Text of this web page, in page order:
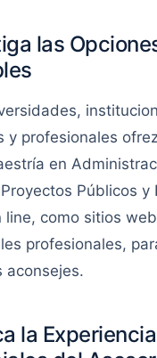
las
y profesionales
en
Públicos y
line, como sitios
profesionales,
aconsejes.
la